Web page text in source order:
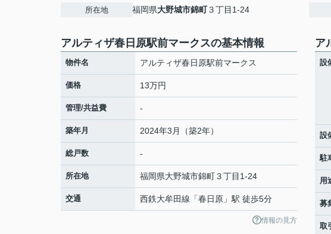
所在地 福岡県大野城市錦町３丁目1-24
アルティザ春日原駅前マークスの基本情報
物件名 アルティザ春日原駅前マークス
価格 13万円
管理/共益費 -
築年月 2024年3月（築2年）
総戸数 -
所在地 福岡県大野城市錦町３丁目1-24
交通 西鉄大牟田線 「春日原 」駅 徒歩5分
情報の見方
ア
設
設
駐
用
募
取